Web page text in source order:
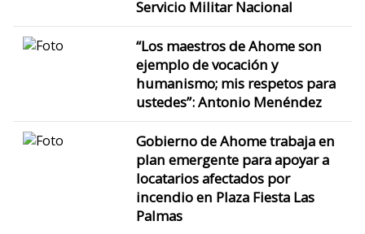
Servicio Militar Nacional
“Los maestros de Ahome son
ejemplo de vocación y
humanismo; mis respetos para
ustedes”: Antonio Menéndez
Gobierno de Ahome trabaja en
plan emergente para apoyar a
locatarios afectados por
incendio en Plaza Fiesta Las
Palmas